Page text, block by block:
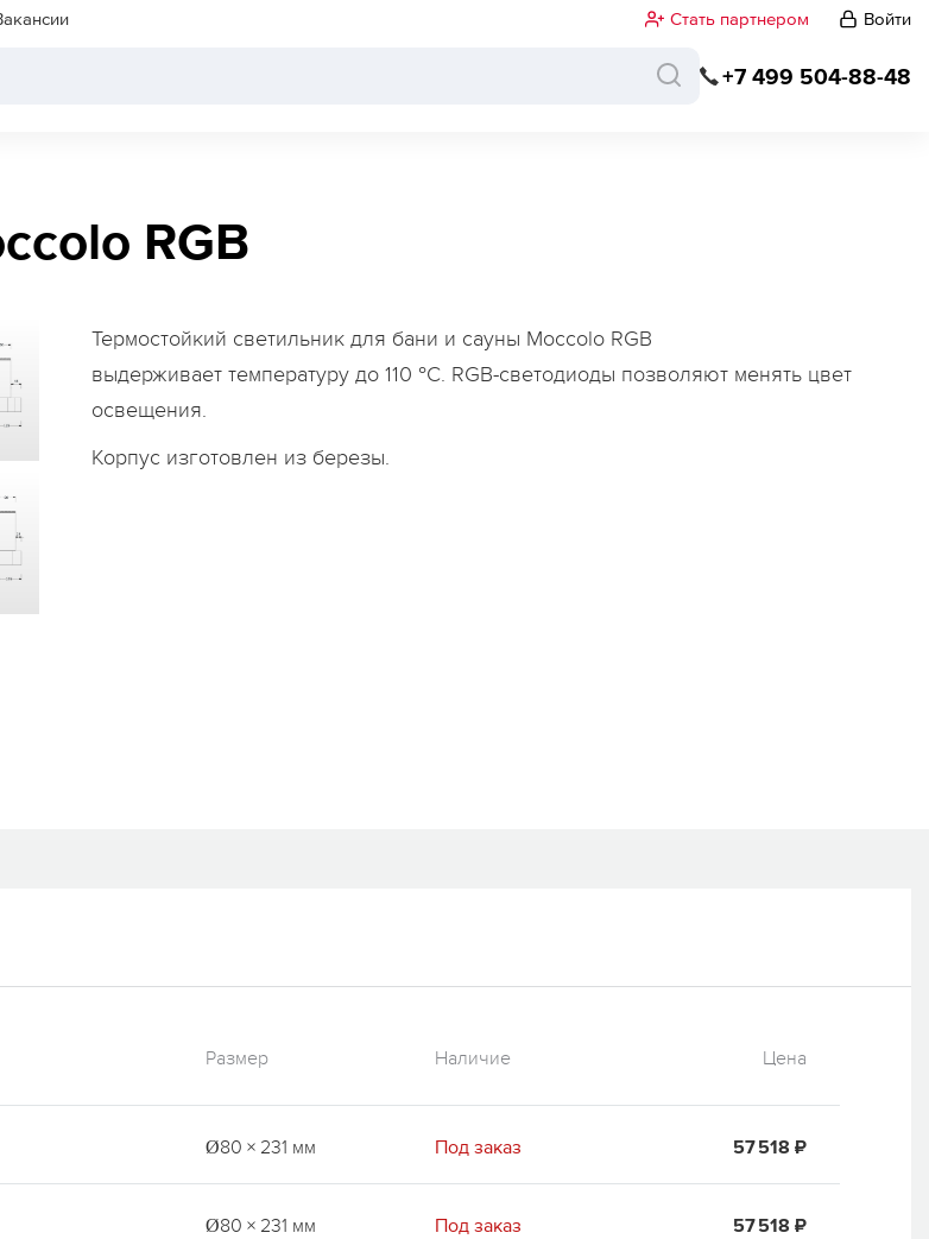
Стать партнером Войти
+7 499 504-88-48
RGB
Термостойкий светильник для бани и сауны Moccolo RGB
выдерживает температуру до 110 °С. RGB-светодиоды позволяют менять цвет
освещения.
Корпус изготовлен из березы.
Размер Наличие Цена
Ø80 × 231 мм Под заказ 57 518 ₽
Ø80 × 231 мм Под заказ 57 518 ₽